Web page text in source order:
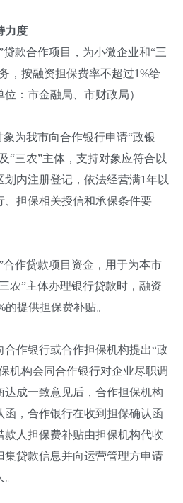
力度
款合作项目，为小微企业和“三
，按融资担保费率不超过1%给
：市金融局、市财政局）
为我市向合作银行申请“政银
“三农”主体，支持对象应符合以
内注册登记，依法经营满1年以
、担保相关授信和承保条件要
作贷款项目资金，用于为本市
农”主体办理银行贷款时，融资
提供担保费补贴。
作银行或合作担保机构提出“政
机构会同合作银行对企业尽职调
成一致意见后，合作担保机构
函，合作银行在收到担保确认函
款人担保费补贴由担保机构代收
集贷款信息并向运营管理方申请